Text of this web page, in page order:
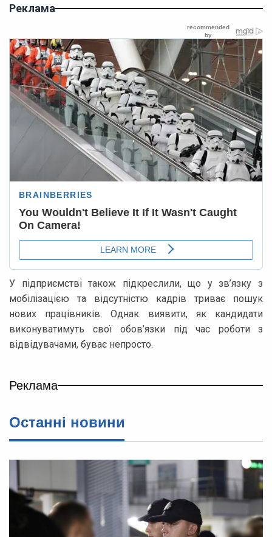
Реклама
У підприємстві також підкреслили, що у зв’язку з
мобілізацією та відсутністю кадрів триває пошук
нових працівників. Однак виявити, як кандидати
виконуватимуть свої обов’язки під час роботи з
відвідувачами, буває непросто.
Реклама
Останні новини